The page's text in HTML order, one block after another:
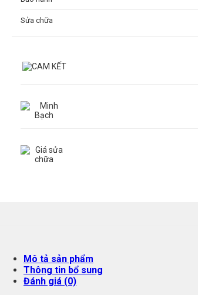
Sửa chữa
Mô tả sản phẩm
Thông tin bổ sung
Đánh giá (0)